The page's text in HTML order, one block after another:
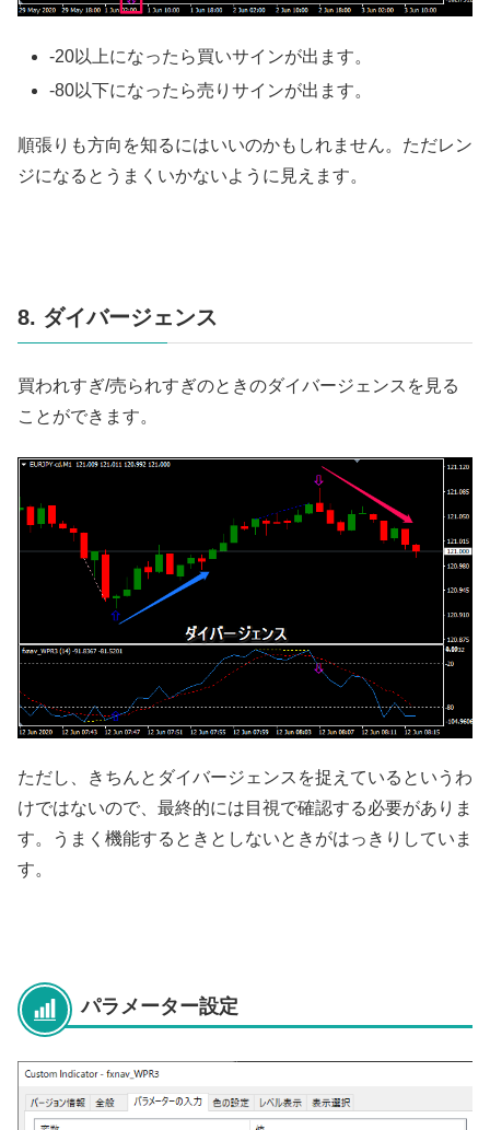
-20以上になったら買いサインが出ます。
-80以下になったら売りサインが出ます。
順張りも方向を知るにはいいのかもしれません。ただレン
ジになるとうまくいかないように見えます。
8. ダイバージェンス
買われすぎ/売られすぎのときのダイバージェンスを見る
ことができます。
ただし、きちんとダイバージェンスを捉えているというわ
けではないので、最終的には目視で確認する必要がありま
す。うまく機能するときとしないときがはっきりしていま
す。
パラメーター設定